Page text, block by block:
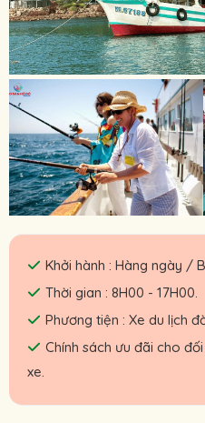
Khởi hành : Hàng ngày /
Thời gian : 8H00 - 17H00.
Phương tiện : Xe du lịch
Chính sách ưu đãi cho
xe.